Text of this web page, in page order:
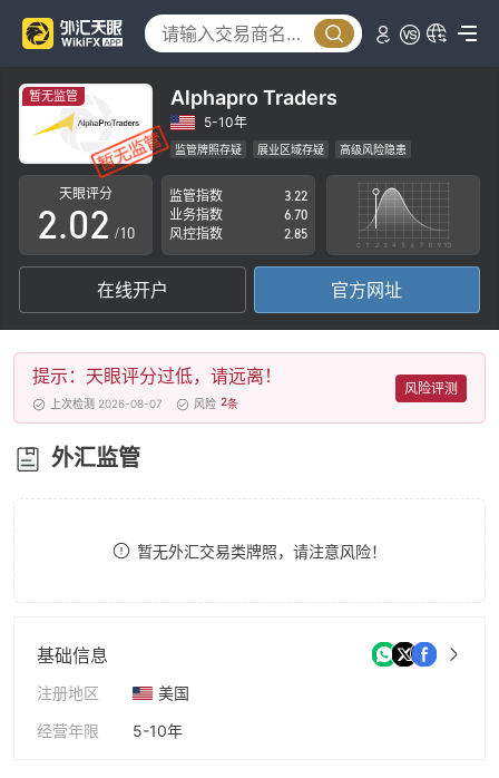
暂无监管 Alphapro Traders
5-10年
监管牌照存疑 展业区域存疑 高级风险隐患
天眼评分
0
1
2
3
4
5
6
7
8
.0
1
2
3
4
5
6
0
1
2
3
4
5
6
7
8
/10
监管指数
3.22
业务指数
6.70
风控指数
2.85
在线开户 官方网址
提示：天眼评分过低，请远离！
上次检测 2026-08-07 风险 2条
风险评测
外汇监管
暂无外汇交易类牌照，请注意风险！
基础信息
注册地区
美国
经营年限
5-10年